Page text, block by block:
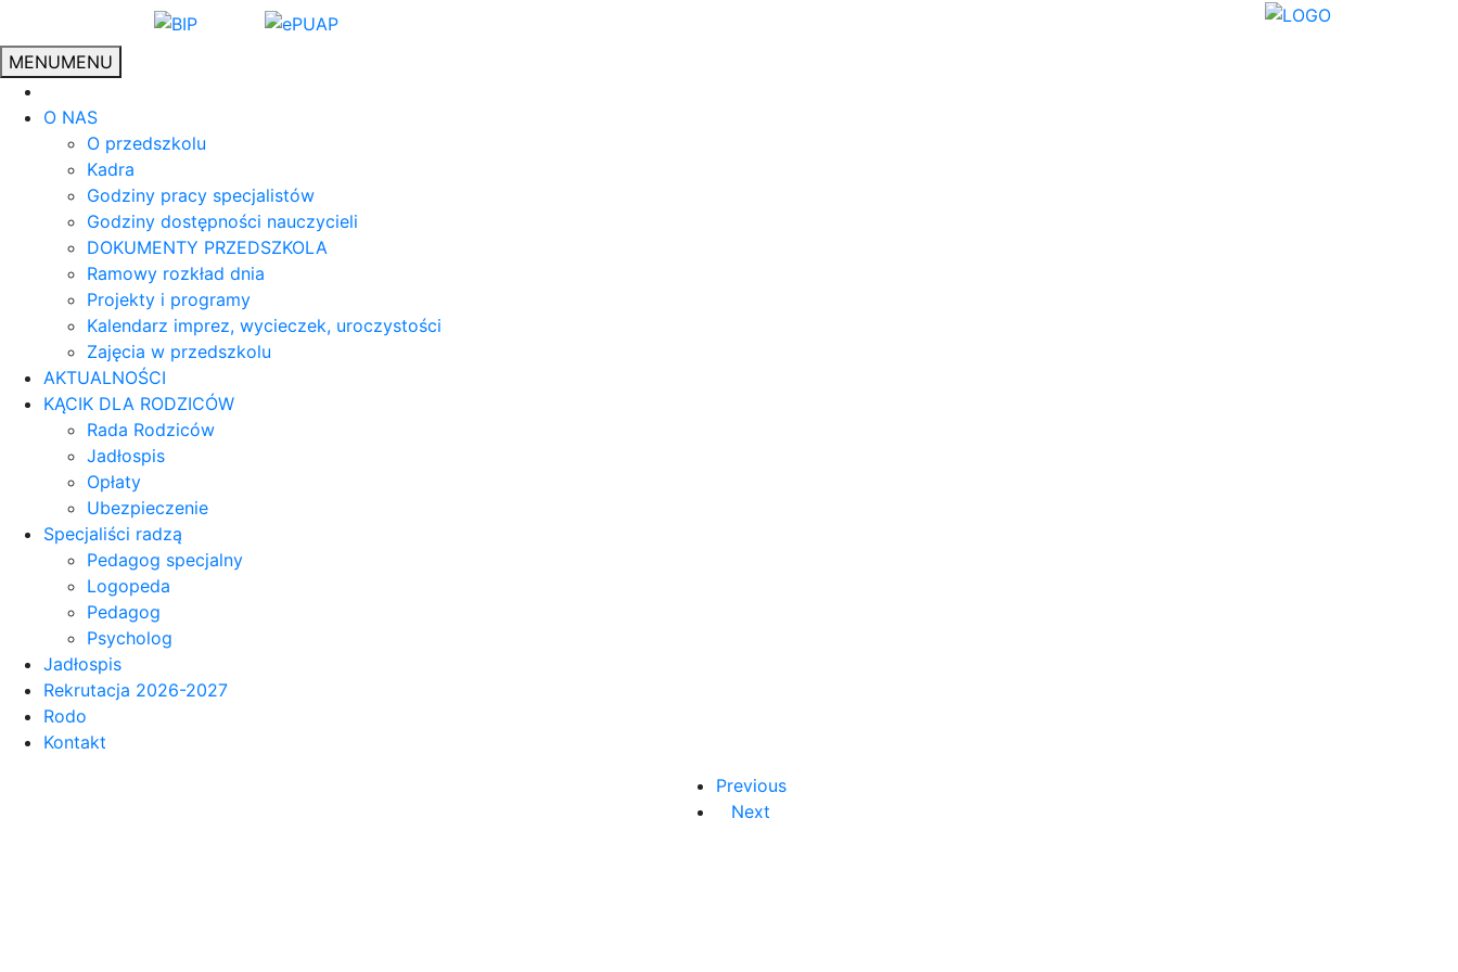
MENUMENU
O NAS
O przedszkolu
Kadra
Godziny pracy specjalistów
Godziny dostępności nauczycieli
DOKUMENTY PRZEDSZKOLA
Ramowy rozkład dnia
Projekty i programy
Kalendarz imprez, wycieczek, uroczystości
Zajęcia w przedszkolu
AKTUALNOŚCI
KĄCIK DLA RODZICÓW
Rada Rodziców
Jadłospis
Opłaty
Ubezpieczenie
Specjaliści radzą
Pedagog specjalny
Logopeda
Pedagog
Psycholog
Jadłospis
Rekrutacja 2026-2027
Rodo
Kontakt
Previous
Next